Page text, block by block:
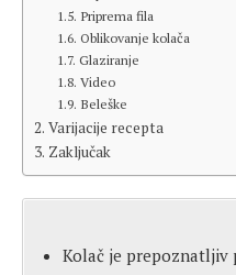
Priprema fila
Oblikovanje kolača
Glaziranje
Video
Beleške
Varijacije recepta
Zaključak
Kolač je prepoznatljiv